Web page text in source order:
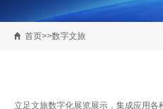
首页>>数字文旅
立足文旅数字化展览展示，集成应用